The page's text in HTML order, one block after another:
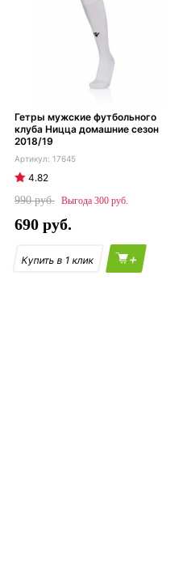
Гетры мужские футбольного
клуба Ницца домашние сезон
2018/19
17645
4.82
990
300
690
+